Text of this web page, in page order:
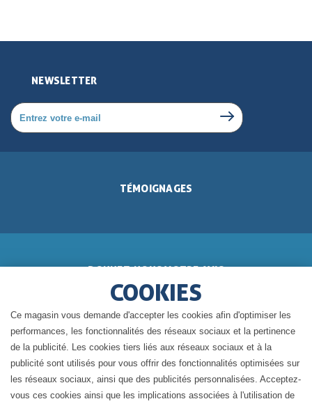
NEWSLETTER
TÉMOIGNAGES
DONNEZ-NOUS VOTRE AVIS
BLOG DE GÉRALDINE
COOKIES
Ce magasin vous demande d'accepter les cookies afin d'optimiser les
performances, les fonctionnalités des réseaux sociaux et la pertinence
de la publicité. Les cookies tiers liés aux réseaux sociaux et à la
publicité sont utilisés pour vous offrir des fonctionnalités optimisées sur
les réseaux sociaux, ainsi que des publicités personnalisées. Acceptez-
vous ces cookies ainsi que les implications associées à l'utilisation de